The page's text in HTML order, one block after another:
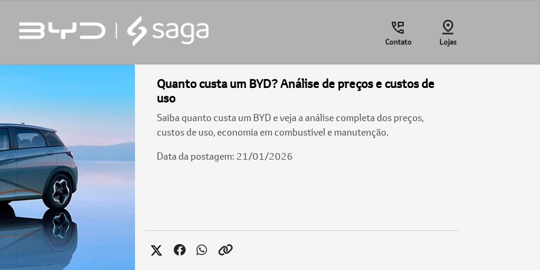
Contato Lojas
Quanto custa um BYD? Análise de preços e custos de
uso
Saiba quanto custa um BYD e veja a análise completa dos preços,
custos de uso, economia em combustível e manutenção.
Data da postagem: 21/01/2026